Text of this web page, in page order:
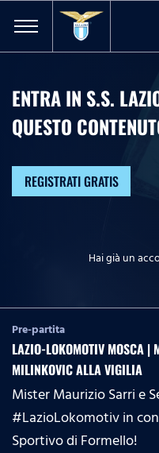
ENTRA IN S.S.
QUESTO
REGISTRATI GRATIS
Hai già un
Pre-partita
LAZIO-LOKOMOTIV MOSCA |
MILINKOVIC ALLA VIGILIA
Mister Maurizio Sarri​ e
#LazioLokomotiv in
Sportivo di Formello!